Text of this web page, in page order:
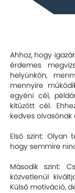
Ahhoz, hogy
érdemes
helyünkön,
mennyire
egyéni cél,
kitűzött cél.
kedves
Első szint: Olyan
hogy semmire
Második szint:
közvetlenül
Külső motiváció,